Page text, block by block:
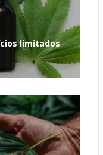
limitados